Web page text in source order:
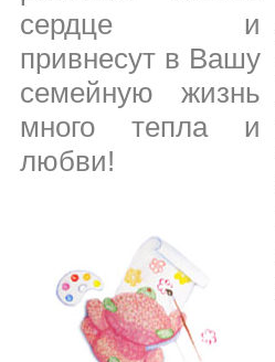
сердце и
привнесут в Вашу
семейную жизнь
много тепла и
любви!